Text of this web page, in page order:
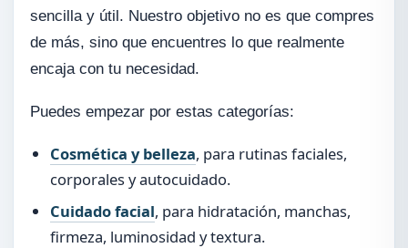
sencilla y útil. Nuestro objetivo no es que compres
de más, sino que encuentres lo que realmente
encaja con tu necesidad.
Puedes empezar por estas categorías:
Cosmética y belleza, para rutinas faciales,
corporales y autocuidado.
Cuidado facial, para hidratación, manchas,
firmeza, luminosidad y textura.